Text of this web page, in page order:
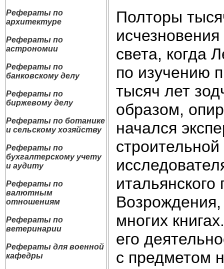
Рефераты по
архитектуре
Рефераты по
астрономии
Рефераты по
банковскому делу
Рефераты по
биржевому делу
Рефераты по ботанике
и сельскому хозяйству
Рефераты по
бухгалтерскому учету
и аудиту
Рефераты по
валютным
отношениям
Рефераты по
ветеринарии
Рефераты для военной
кафедры
Полторы
света, когда
по изучению
тысяч лет
образом,
начался
многих
его
с предметом